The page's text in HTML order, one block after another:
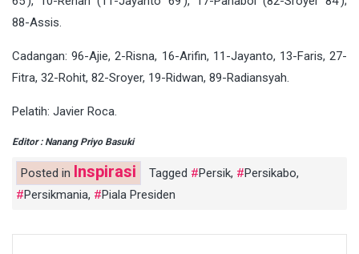
88-Assis.
Cadangan: 96-Ajie, 2-Risna, 16-Arifin, 11-Jayanto, 13-Faris, 27-
Fitra, 32-Rohit, 82-Sroyer, 19-Ridwan, 89-Radiansyah.
Pelatih: Javier Roca.
Editor : Nanang Priyo Basuki
Posted in Inspirasi Tagged Persik, Persikabo,
Persikmania, Piala Presiden